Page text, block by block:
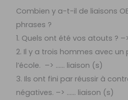
Combien y a-t-il de liaisons
phrases ?
1. Quels ont été vos atouts ?
2. Il y a trois hommes avec un
l’école. –> …… liaison (s)
3. Ils ont fini par réussir à
négatives. –> …… liaison (s)